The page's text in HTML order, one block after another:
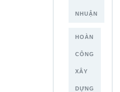
NHUẬN
HOÀN
CÔNG
XÂY
DỰNG